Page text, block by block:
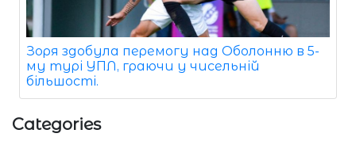
Зоря здобула перемогу над Оболонню в 5-
му турі УПЛ, граючи у чисельній
більшості.
Categories